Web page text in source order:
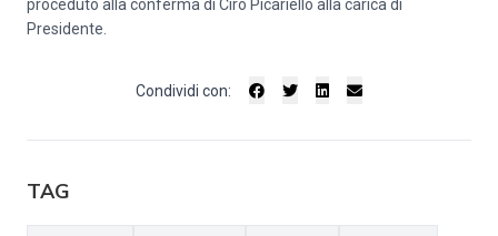
proceduto alla conferma di Ciro Picariello alla carica di
Presidente.
Condividi con:
TAG